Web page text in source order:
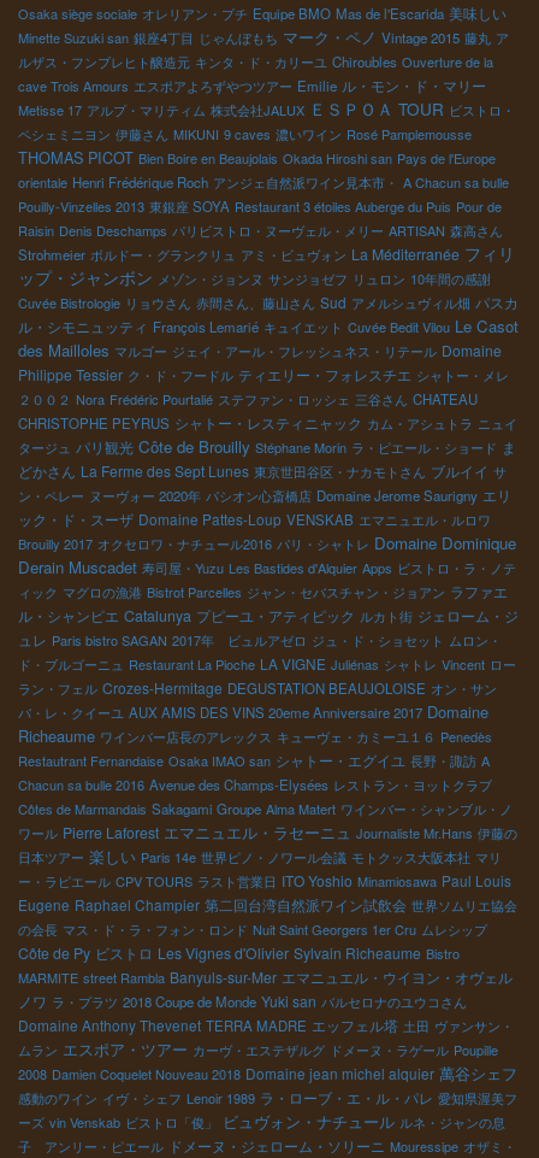
Osaka siège sociale オレリアン・プチ Equipe BMO Mas de l'Escarida 美味しい
Minette Suzuki san 銀座4丁目 じゃんぼもち マーク・ペノ Vintage 2015 藤丸 ア
ルザス・フンブレヒト醸造元 キンタ・ド・カリーユ Chiroubles Ouverture de la
cave Trois Amours エスポアよろずやつツアー Emilie ル・モン・ド・マリー
Metisse 17 アルプ・マリティム 株式会社JALUX ＥＳＰＯＡ TOUR ビストロ・
ペシェミニヨン 伊藤さん MIKUNI 9 caves 濃いワイン Rosé Pamplemousse
THOMAS PICOT Bien Boire en Beaujolais Okada Hiroshi san Pays de l'Europe
orientale Henri Frédérique Roch アンジェ自然派ワイン見本市・ A Chacun sa bulle
Pouilly-Vinzelles 2013 東銀座 SOYA Restaurant 3 étoiles Auberge du Puis Pour de
Raisin Denis Deschamps パリビストロ・ヌーヴェル・メリー ARTISAN 森高さん
Strohmeier ボルドー・グランクリュ アミ・ビュヴォン La Méditerranée フィリ
ップ・ジャンボン メゾン・ジョンヌ サンジョゼフ リュロン 10年間の感謝
Cuvée Bistrologie リョウさん 赤間さん、藤山さん Sud アメルシュヴィル畑 パスカ
ル・シモニュッティ François Lemarié キュイエット Cuvée Bedit Vilou Le Casot
des Mailloles マルゴー ジェイ・アール・フレッシュネス・リテール Domaine
Philippe Tessier ク・ド・フードル ティエリー・フォレスチエ シャトー・メレ
２００２ Nora Frédéric Pourtalié ステファン・ロッシェ 三谷さん CHATEAU
CHRISTOPHE PEYRUS シャトー・レスティニャック カム・アシュトラ ニュイ
タージュ パリ観光 Côte de Brouilly Stéphane Morin ラ・ピエール・ショード ま
どかさん La Ferme des Sept Lunes 東京世田谷区・ナカモトさん ブルイイ サ
ン・ペレー ヌーヴォー 2020年 パシオン心斎橋店 Domaine Jerome Saurigny エリ
ック・ド・スーザ Domaine Pattes-Loup VENSKAB エマニュエル・ルロワ
Brouilly 2017 オクセロワ・ナチュール2016 パリ・シャトレ Domaine Dominique
Derain Muscadet 寿司屋・Yuzu Les Bastides d'Alquier Apps ビストロ・ラ・ノテ
ィック マグロの漁港 Bistrot Parcelles ジャン・セバスチャン・ジョアン ラファエ
ル・シャンピエ Catalunya プピーユ・アティピック ルカト街 ジェローム・ジ
ュレ Paris bistro SAGAN 2017年 ビュルアゼロ ジュ・ド・ショセット ムロン・
ド・ブルゴーニュ Restaurant La Pioche LA VIGNE Juliénas シャトレ Vincent ロー
ラン・フェル Crozes-Hermitage DEGUSTATION BEAUJOLOISE オン・サン
バ・レ・クイーユ AUX AMIS DES VINS 20eme Anniversaire 2017 Domaine
Richeaume ワインバー店長のアレックス キューヴェ・カミーユ１６ Penedès
Restautrant Fernandaise Osaka IMAO san シャトー・エグイユ 長野・諏訪 A
Chacun sa bulle 2016 Avenue des Champs-Elysées レストラン・ヨットクラブ
Côtes de Marmandais Sakagami Groupe Alma Matert ワインバー・シャンブル・ノ
ワール Pierre Laforest エマニュエル・ラセーニュ Journaliste Mr.Hans 伊藤の
日本ツアー 楽しい Paris 14e 世界ピノ・ノワール会議 モトクッス大阪本社 マリ
ー・ラピエール CPV TOURS ラスト営業日 ITO Yoshio Minamiosawa Paul Louis
Eugene Raphael Champier 第二回台湾自然派ワイン試飲会 世界ソムリエ協会
の会長 マス・ド・ラ・フォン・ロンド Nuit Saint Georgers 1er Cru ムレシップ
Côte de Py ビストロ Les Vignes d'Olivier Sylvain Richeaume Bistro
MARMITE street Rambla Banyuls-sur-Mer エマニュエル・ウイヨン・オヴェル
ノワ ラ・プラツ 2018 Coupe de Monde Yuki san バルセロナのユウコさん
Domaine Anthony Thevenet TERRA MADRE エッフェル塔 土田 ヴァンサン・
ムラン エスポア・ツアー カーヴ・エステザルグ ドメーヌ・ラゲール Poupille
2008 Damien Coquelet Nouveau 2018 Domaine jean michel alquier 萬谷シェフ
感動のワイン イヴ・シェフ Lenoir 1989 ラ・ローブ・エ・ル・パレ 愛知県渥美フ
ーズ vin Venskab ビストロ「俊」 ビュヴォン・ナチュール ルネ・ジャンの息
子 アンリー・ピエール ドメーヌ・ジェローム・ソリーニ Mouressipe オザミ・